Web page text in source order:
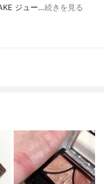
ジュー…続きを見る